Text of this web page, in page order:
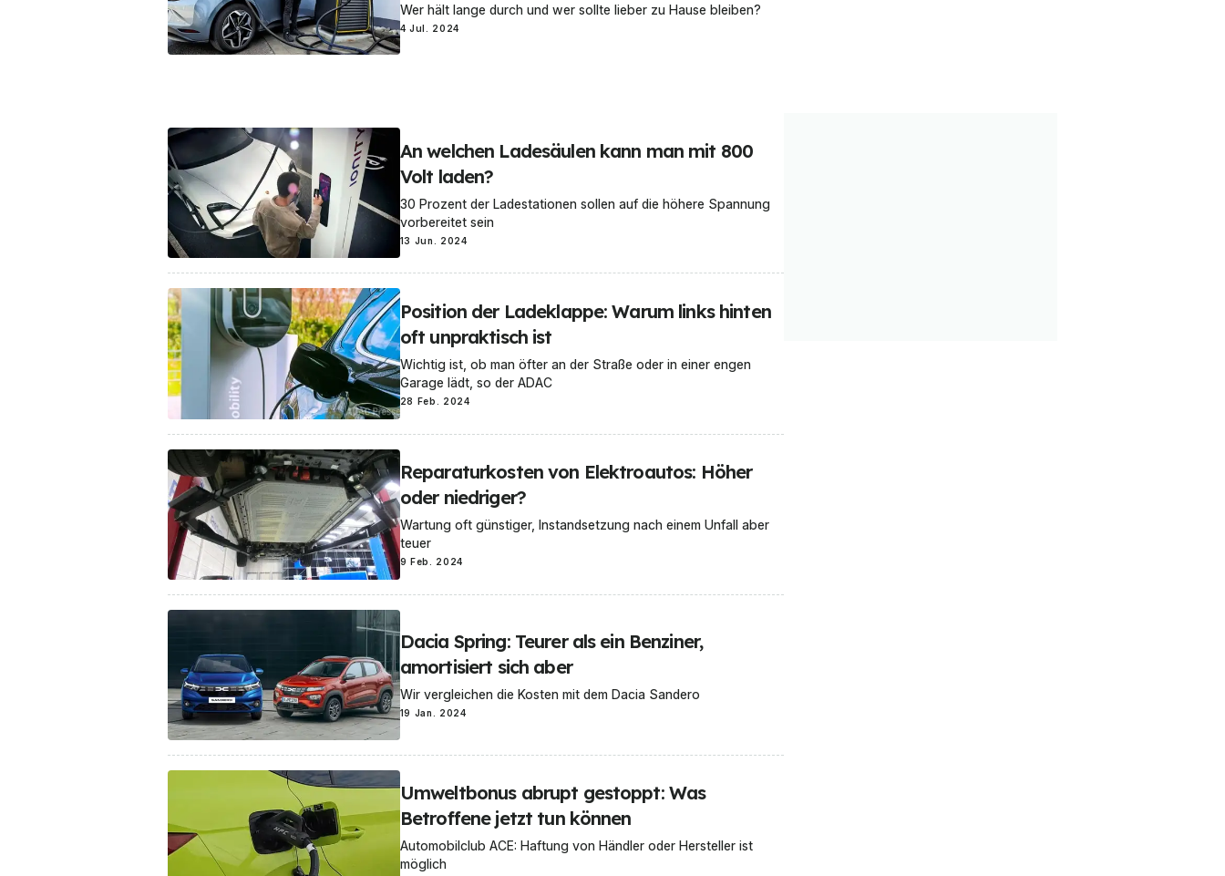
Wer hält lange durch und wer sollte lieber zu Hause bleiben?
4 Jul. 2024
An welchen Ladesäulen kann man mit 800
Volt laden?
30 Prozent der Ladestationen sollen auf die höhere Spannung
vorbereitet sein
13 Jun. 2024
Position der Ladeklappe: Warum links hinten
oft unpraktisch ist
Wichtig ist, ob man öfter an der Straße oder in einer engen
Garage lädt, so der ADAC
28 Feb. 2024
Reparaturkosten von Elektroautos: Höher
oder niedriger?
Wartung oft günstiger, Instandsetzung nach einem Unfall aber
teuer
9 Feb. 2024
Dacia Spring: Teurer als ein Benziner,
amortisiert sich aber
Wir vergleichen die Kosten mit dem Dacia Sandero
19 Jan. 2024
Umweltbonus abrupt gestoppt: Was
Betroffene jetzt tun können
Automobilclub ACE: Haftung von Händler oder Hersteller ist
möglich